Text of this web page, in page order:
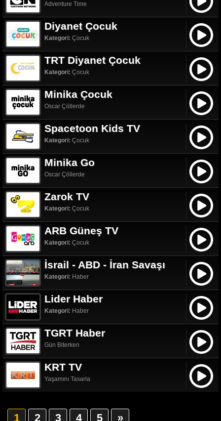
Adventure Time
Diyanet Çocuk
Kategori: Çocuk
TRT Diyanet Çocuk
Kategori: Çocuk
Minika Çocuk
Oscar Çöllerde
Spacetoon Kids TV
Kategori: Çocuk
Minika Go
Oscar Çöllerde
Zarok TV
Kategori: Çocuk
ARB Güneş TV
Kategori: Çocuk
İsrail - ABD - İran Savaşı
Kategori: Haber
Lider Haber
Kategori: Haber
TGRT Haber
Gün Biterken
KRT TV
Yaşamını Tasarla
1 2 3 4 5 »